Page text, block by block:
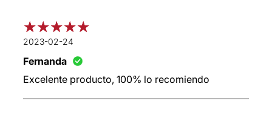
2023-02-24
Fernanda
Excelente producto, 100% lo recomiendo